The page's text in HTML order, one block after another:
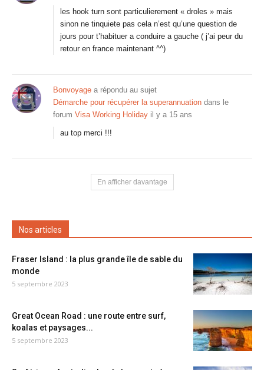
les hook turn sont particulierement « droles » mais
sinon ne tinquiete pas cela n’est qu’une question de
jours pour t’habituer a conduire a gauche ( j’ai peur du
retour en france maintenant ^^)
Bonvoyage a répondu au sujet
Démarche pour récupérer la superannuation dans le
forum Visa Working Holiday il y a 15 ans
au top merci !!!
En afficher davantage
Nos articles
Fraser Island : la plus grande île de sable du
monde
5 septembre 2023
Great Ocean Road : une route entre surf,
koalas et paysages...
5 septembre 2023